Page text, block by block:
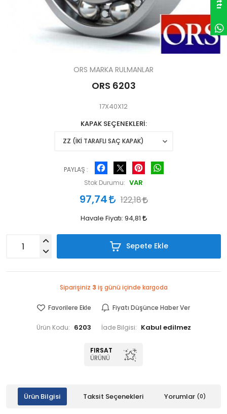
ORS MARKA RULMANLAR
ORS 6203
17X40X12
KAPAK SEÇENEKLERİ
PAYLAŞ :
Facebook Pinterest
Stok Durumu: VAR
97,74 122,18
Havale Fiyatı: 94,81
Sepete Ekle
Siparişiniz 3 iş günü içinde kargoda
Favorilere Ekle Fiyatı Düşünce Haber Ver
Ürün Kodu: 6203 İade Bilgisi:
FIRSAT
ÜRÜNÜ
Ürün Bilgisi Taksit Seçenekleri Yorumlar (0)